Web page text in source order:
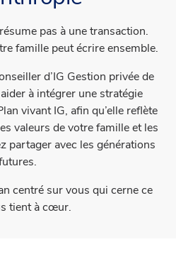
pas à une transaction.
famille peut écrire ensemble.
d’IG Gestion privée de
à intégrer une stratégie
vivant IG, afin qu’elle reflète
valeurs de votre famille et les
partager avec les générations
centré sur vous qui cerne ce
tient à cœur.